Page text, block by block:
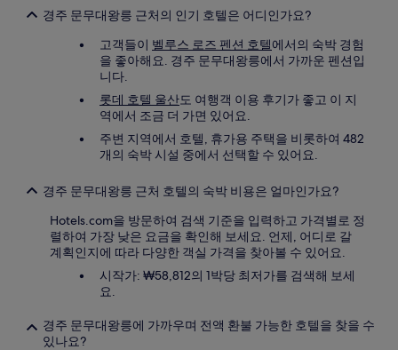
요
경
관
경주 문무대왕릉 근처의 인기 호텔은 어디인가요?
고객들이 벨루스 로즈 펜션 호텔에서의 숙박 경험
을 좋아해요. 경주 문무대왕릉에서 가까운 펜션입
니다.
롯데 호텔 울산도 여행객 이용 후기가 좋고 이 지
역에서 조금 더 가면 있어요.
주변 지역에서 호텔, 휴가용 주택을 비롯하여 482
개의 숙박 시설 중에서 선택할 수 있어요.
경주 문무대왕릉 근처 호텔의 숙박 비용은 얼마인가요?
Hotels.com을 방문하여 검색 기준을 입력하고 가격별로 정
렬하여 가장 낮은 요금을 확인해 보세요. 언제, 어디로 갈
계획인지에 따라 다양한 객실 가격을 찾아볼 수 있어요.
시작가: ₩58,812의 1박당 최저가를 검색해 보세
요.
경주 문무대왕릉에 가까우며 전액 환불 가능한 호텔을 찾을 수
있나요?